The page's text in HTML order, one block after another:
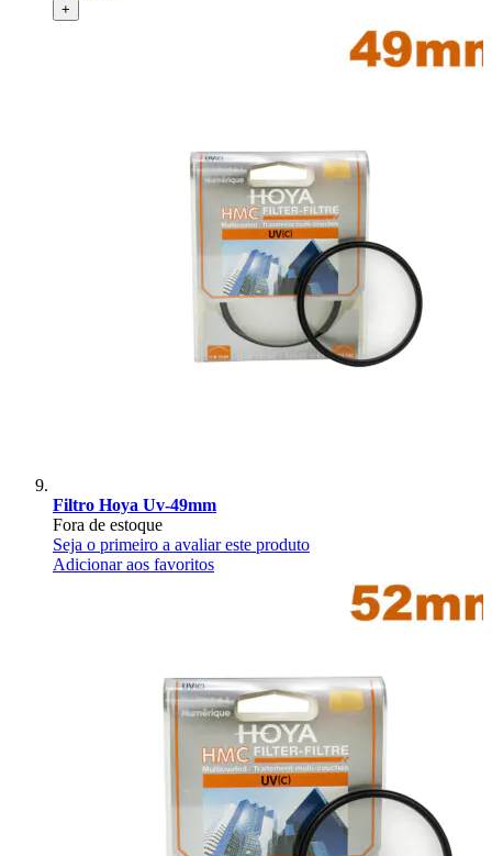
+
Filtro Hoya Uv-49mm
Fora de estoque
Seja o primeiro a avaliar este produto
Adicionar aos favoritos